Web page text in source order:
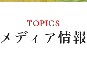
TOPICS
メディア情報